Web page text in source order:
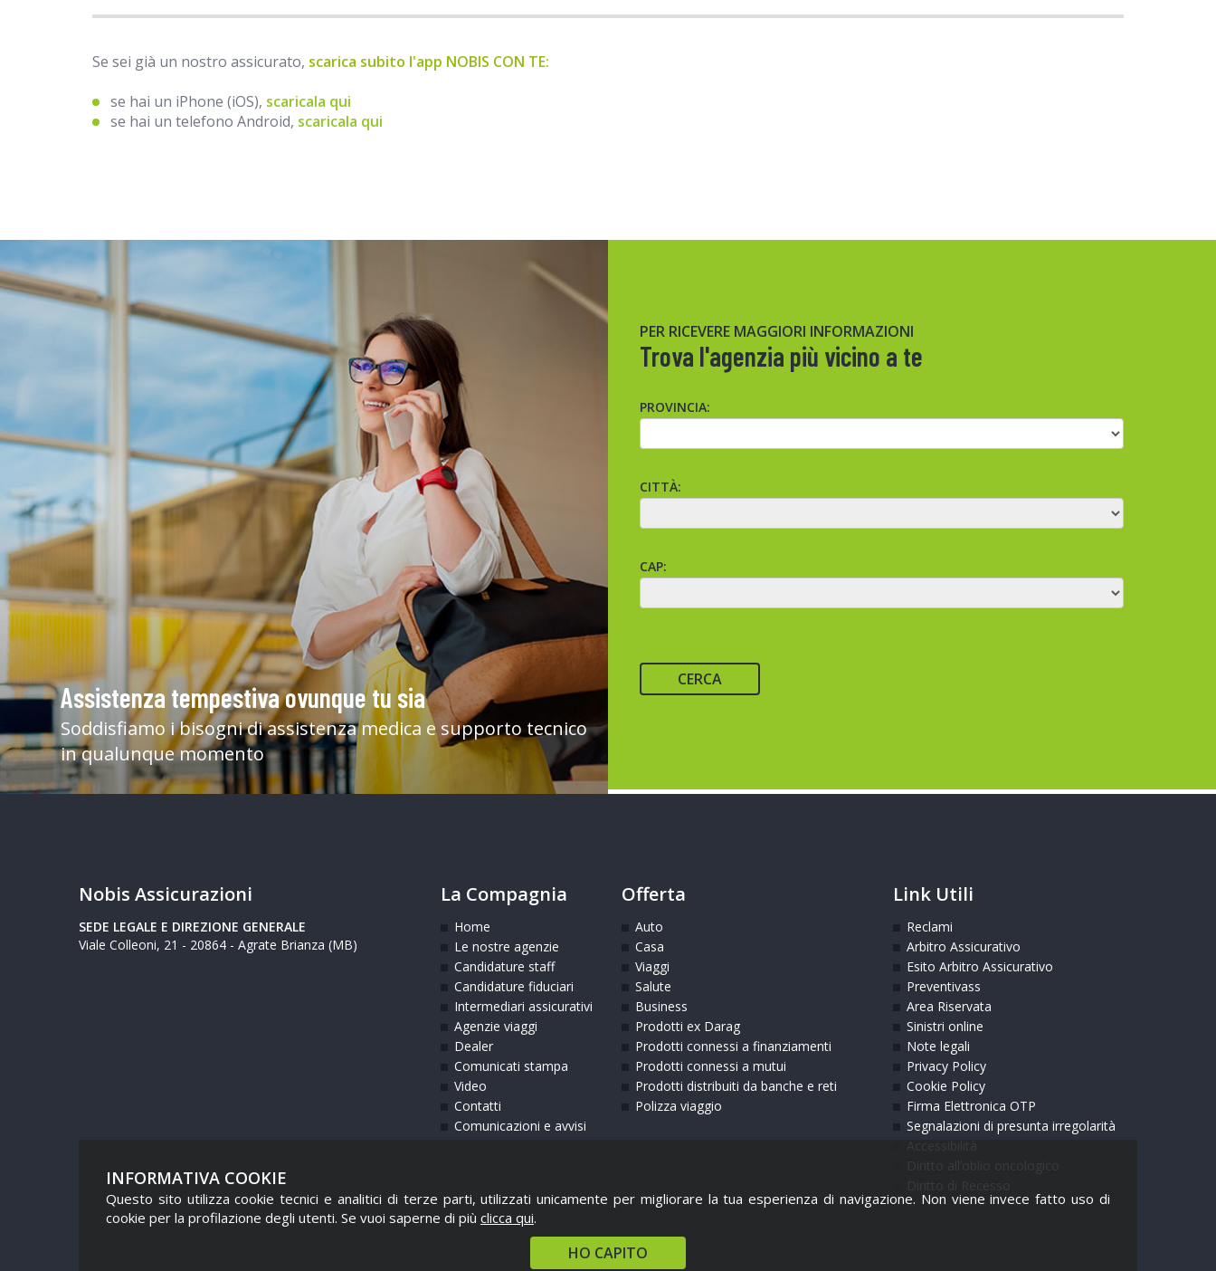
Se sei già un nostro assicurato, scarica subito l'app NOBIS CON TE:
se hai un iPhone (iOS), scaricala qui
se hai un telefono Android, scaricala qui
Assistenza tempestiva ovunque tu sia
Soddisfiamo i bisogni di assistenza medica e supporto tecnico
in qualunque momento
PER RICEVERE MAGGIORI INFORMAZIONI
Trova l'agenzia più vicino a te
PROVINCIA:
CITTÀ:
CAP:
CERCA
Nobis Assicurazioni
SEDE LEGALE E DIREZIONE GENERALE
Viale Colleoni, 21 - 20864 - Agrate Brianza (MB)
La Compagnia
Home
Le nostre agenzie
Candidature staff
Candidature fiduciari
Intermediari assicurativi
Agenzie viaggi
Dealer
Comunicati stampa
Video
Contatti
Comunicazioni e avvisi
Offerta
Auto
Casa
Viaggi
Salute
Business
Prodotti ex Darag
Prodotti connessi a finanziamenti
Prodotti connessi a mutui
Prodotti distribuiti da banche e reti
Polizza viaggio
Link Utili
Reclami
Arbitro Assicurativo
Esito Arbitro Assicurativo
Preventivass
Area Riservata
Sinistri online
Note legali
Privacy Policy
Cookie Policy
Firma Elettronica OTP
Segnalazioni di presunta irregolarità
INFORMATIVA COOKIE
Questo sito utilizza cookie tecnici e analitici di terze parti, utilizzati unicamente per migliorare la tua esperienza di navigazione. Non viene invece fatto uso di
cookie per la profilazione degli utenti. Se vuoi saperne di più clicca qui.
HO CAPITO